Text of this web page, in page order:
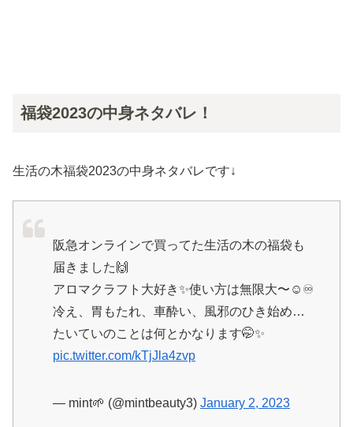
福袋2023の中身ネタバレ！
生活の木福袋2023の中身ネタバレです↓
阪急オンラインで買ってた生活の木の福袋も
届きました🙌
アロマクラフト大好き✨使い方は無限大〜☺️♾
冷え、胃もたれ、車酔い、風邪のひき始め…
たいていのことは何とかなります🤭✨
pic.twitter.com/kTjJla4zvp
— mint🌱 (@mintbeauty3) January 2, 2023